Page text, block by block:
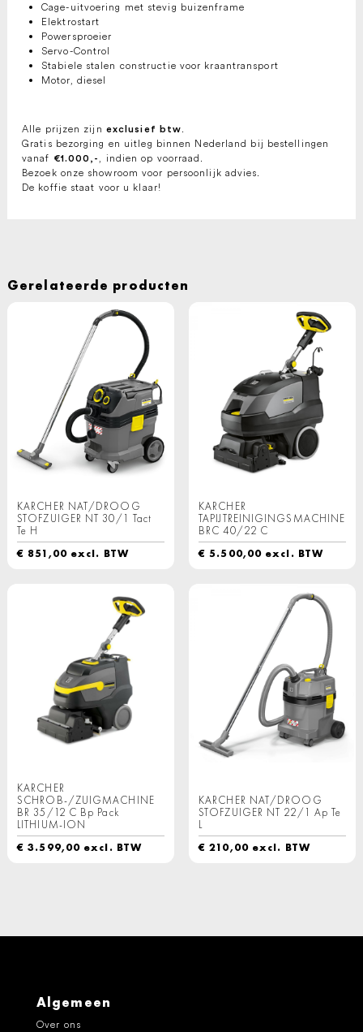
Cage-uitvoering met stevig buizenframe
Elektrostart
Powersproeier
Servo-Control
Stabiele stalen constructie voor kraantransport
Motor, diesel
Alle prijzen zijn exclusief btw.
Gratis bezorging en uitleg binnen Nederland bij bestellingen
vanaf €1.000,- , indien op voorraad.
Bezoek onze showroom voor persoonlijk advies.
De koffie staat voor u klaar!
Gerelateerde producten
KARCHER NAT/DROOG
STOFZUIGER NT 30/1 Tact
Te H
€ 851,00excl. BTW
KARCHER
TAPIJTREINIGINGSMACHINE
BRC 40/22 C
€ 5.500,00 excl. BTW
KARCHER
SCHROB-/ZUIGMACHINE
BR 35/12 C Bp Pack
LITHIUM-ION
€ 3.599,00 excl. BTW
KARCHER NAT/DROOG
STOFZUIGER NT 22/1 Ap Te
L
€ 210,00excl. BTW
Algemeen
Over ons